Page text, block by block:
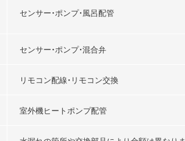
センサー・ポンプ・風呂配管
センサー・ポンプ・混合弁
リモコン配線・リモコン交換
室外機ヒートポンプ配管